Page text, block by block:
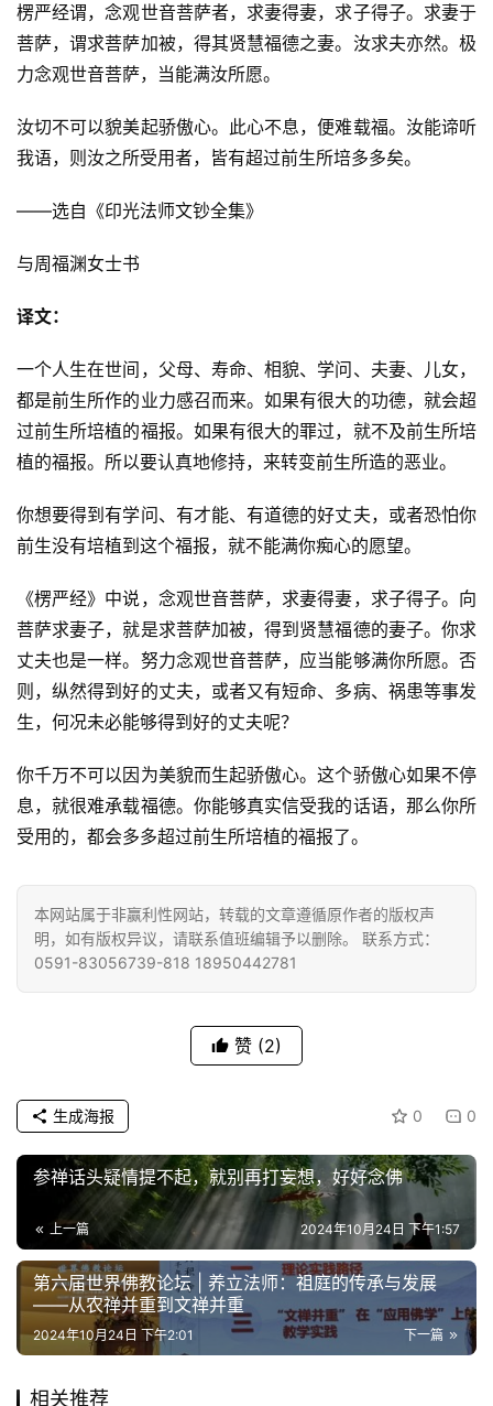
资
讯
八
点
僧
音
高
僧
访
谈
乐
菩
提
公
益
慈
善
佛
教
人
物
寺
登录 注册
楞严经谓，念观世音菩萨者，求妻得妻，求子得子。求妻于
菩萨，谓求菩萨加被，得其贤慧福德之妻。汝求夫亦然。极
力念观世音菩萨，当能满汝所愿。
汝切不可以貌美起骄傲心。此心不息，便难载福。汝能谛听
我语，则汝之所受用者，皆有超过前生所培多多矣。
——选自《印光法师文钞全集》
与周福渊女士书
译文：
一个人生在世间，父母、寿命、相貌、学问、夫妻、儿女，
都是前生所作的业力感召而来。如果有很大的功德，就会超
过前生所培植的福报。如果有很大的罪过，就不及前生所培
植的福报。所以要认真地修持，来转变前生所造的恶业。
你想要得到有学问、有才能、有道德的好丈夫，或者恐怕你
前生没有培植到这个福报，就不能满你痴心的愿望。
《楞严经》中说，念观世音菩萨，求妻得妻，求子得子。向
菩萨求妻子，就是求菩萨加被，得到贤慧福德的妻子。你求
丈夫也是一样。努力念观世音菩萨，应当能够满你所愿。否
则，纵然得到好的丈夫，或者又有短命、多病、祸患等事发
生，何况未必能够得到好的丈夫呢？
你千万不可以因为美貌而生起骄傲心。这个骄傲心如果不停
息，就很难承载福德。你能够真实信受我的话语，那么你所
受用的，都会多多超过前生所培植的福报了。
本网站属于非赢利性网站，转载的文章遵循原作者的版权声
明，如有版权异议，请联系值班编辑予以删除。 联系方式：
0591-83056739-818 18950442781
赞 (2)
0 0
生成海报
参禅话头疑情提不起，就别再打妄想，好好念佛
上一篇 2024年10月24日 下午1:57
第六届世界佛教论坛 | 养立法师：祖庭的传承与发展
——从农禅并重到文禅并重
下一篇
2024年10月24日 下午2:01
相关推荐